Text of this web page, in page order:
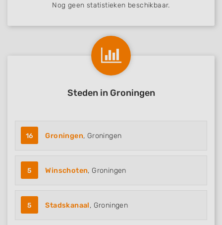
Nog geen statistieken beschikbaar.
Steden in Groningen
16 Groningen, Groningen
5 Winschoten, Groningen
5 Stadskanaal, Groningen